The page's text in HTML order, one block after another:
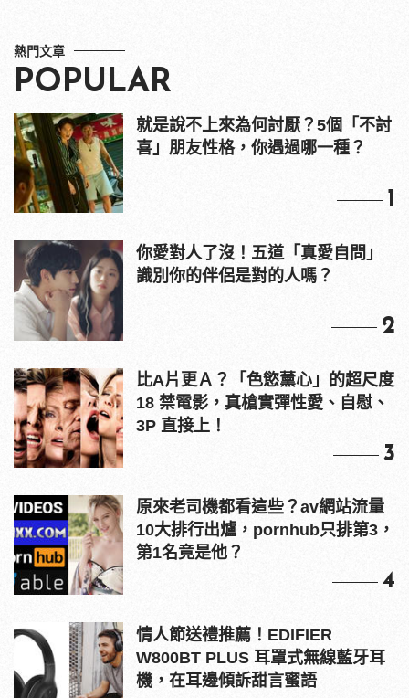
熱門文章
POPULAR
就是說不上來為何討厭？5個「不討
喜」朋友性格，你遇過哪一種？
1
你愛對人了沒！五道「真愛自問」
識別你的伴侶是對的人嗎？
2
比A片更Ａ？「色慾薰心」的超尺度
18 禁電影，真槍實彈性愛、自慰、
3P 直接上！
3
原來老司機都看這些？av網站流量
10大排行出爐，pornhub只排第3，
第1名竟是他？
4
情人節送禮推薦！EDIFIER
W800BT PLUS 耳罩式無線藍牙耳
機，在耳邊傾訴甜言蜜語